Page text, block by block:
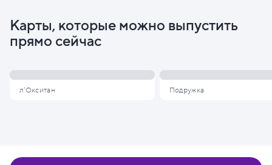
Карты, которые можно выпустить
прямо сейчас
л'Окситан Подружка